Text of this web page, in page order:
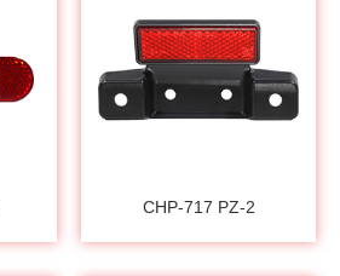
CHP-717 PZ-2